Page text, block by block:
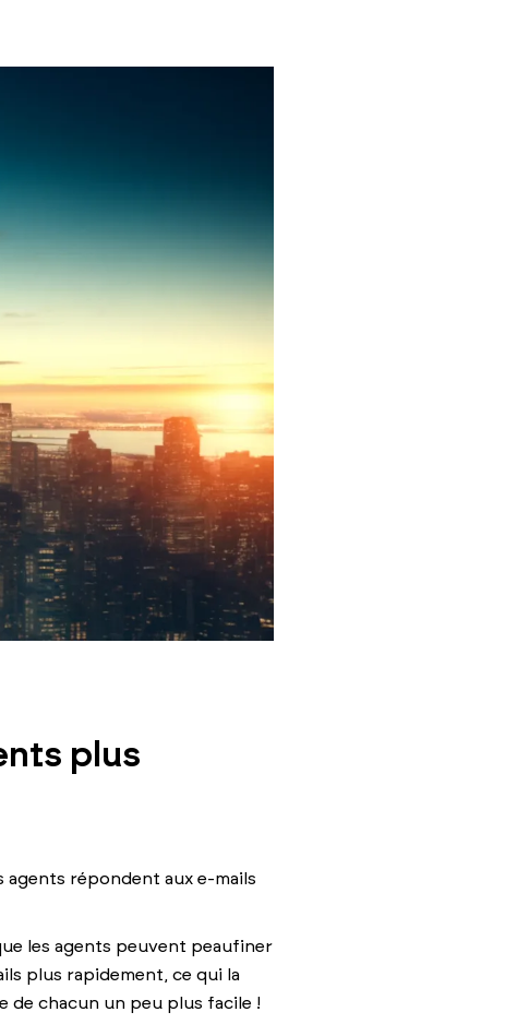
plus
répondent aux e-mails
les agents peuvent peaufiner
plus rapidement, ce qui la
de chacun un peu plus facile !